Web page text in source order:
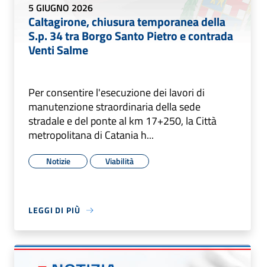
5 GIUGNO 2026
Caltagirone, chiusura temporanea della
S.p. 34 tra Borgo Santo Pietro e contrada
Venti Salme
Per consentire l'esecuzione dei lavori di
manutenzione straordinaria della sede
stradale e del ponte al km 17+250, la Città
metropolitana di Catania h...
Notizie Viabilità
LEGGI DI PIÙ